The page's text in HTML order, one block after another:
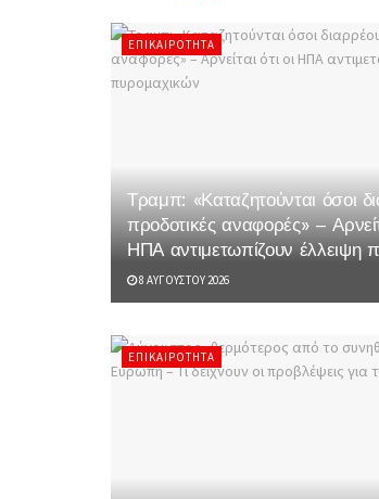
ΕΠΙΚΑΙΡΌΤΗΤΑ
Τραμπ: «Καταζητούνται όσοι
προδοτικές αναφορές» –
ΗΠΑ αντιμετωπίζουν έλλειψη
8 ΑΥΓΟΎΣΤΟΥ 2026
ΕΠΙΚΑΙΡΌΤΗΤΑ